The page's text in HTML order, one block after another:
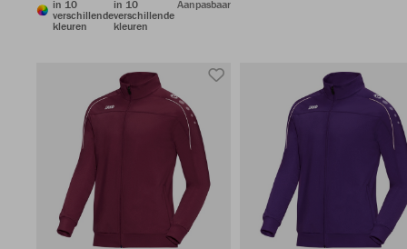
in 10
verschillende
kleuren
in 10
verschillende
kleuren
Aanpasbaar